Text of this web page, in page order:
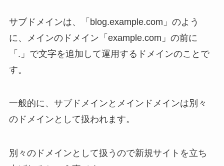
サブドメインは、「blog.example.com」のよう
に、メインのドメイン「example.com」の前に
「.」で文字を追加して運用するドメインのことで
す。
一般的に、サブドメインとメインドメインは別々
のドメインとして扱われます。
別々のドメインとして扱うので新規サイトを立ち